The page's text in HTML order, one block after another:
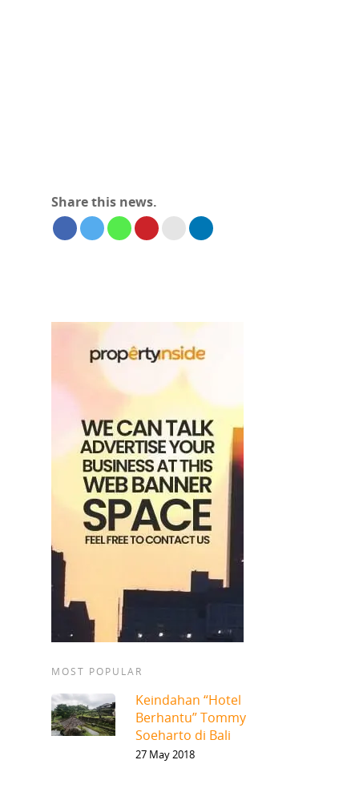
Share this news.
MOST POPULAR
Keindahan “Hotel
Berhantu” Tommy
Soeharto di Bali
27 May 2018